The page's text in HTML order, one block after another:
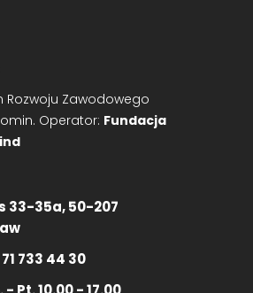
Rozwoju Zawodowego
Operator: Fundacja
33-35a, 50-207
733 44 30